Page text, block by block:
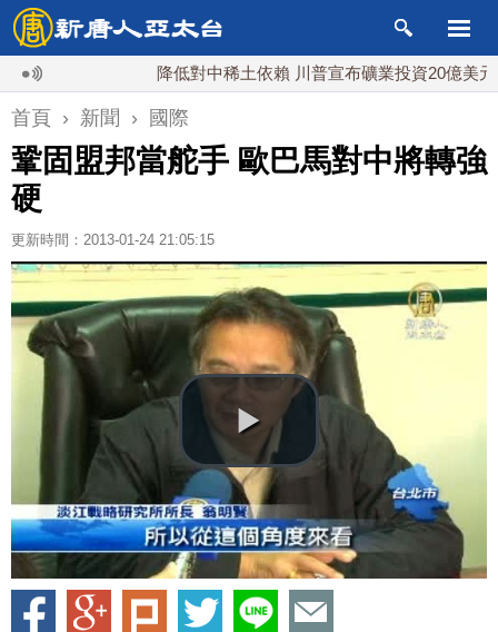
降低對中稀土依賴 川普宣布礦業投資20億美元
首頁 › 新聞 › 國際
鞏固盟邦當舵手 歐巴馬對中將轉強
硬
更新時間：2013-01-24 21:05:15